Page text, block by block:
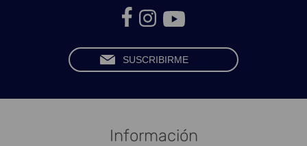
Información